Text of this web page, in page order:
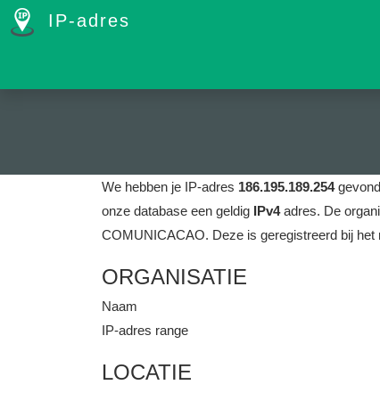
IP-adres
We hebben je IP-adres 186.195.189.254
onze database een geldig IPv4adres. De
COMUNICACAO. Deze is geregistreerd bij
ORGANISATIE
Naam
IP-adres range
LOCATIE